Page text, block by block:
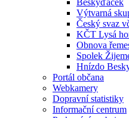
Beskyďáček
Výtvarná
Český svaz
KČT Lysá
Obnova
Spolek
Hnízdo
Portál občana
Webkamery
Dopravní statistiky
Informační centrum